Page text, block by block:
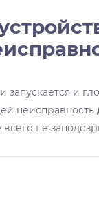
и
неисправность
не